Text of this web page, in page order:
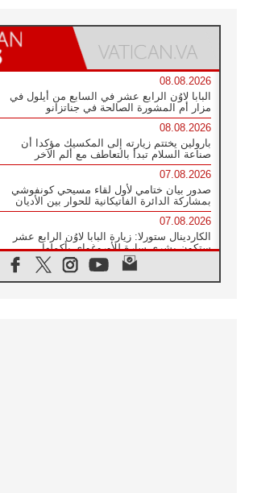
08.08.2026
البابا لاوُن الرابع عشر في السابع من أيلول في
مزار أم المشورة الصالحة في جناتزانو
08.08.2026
بارولين يختتم زيارته إلى المكسيك مؤكدا أن
صناعة السلام تبدأ بالتعاطف مع ألم الآخر
07.08.2026
صدور بيان ختامي لأول لقاء مسيحي كونفوشي
بمشاركة الدائرة الفاتيكانية للحوار بين الأديان
07.08.2026
الكاردينال ستورلا: زيارة البابا لاوُن الرابع عشر
ستكون بشرى سارة للأوروغواي بأكملها
الفاتيكان يعلن برنامج الزيارة الرسولية للبابا لاوُن